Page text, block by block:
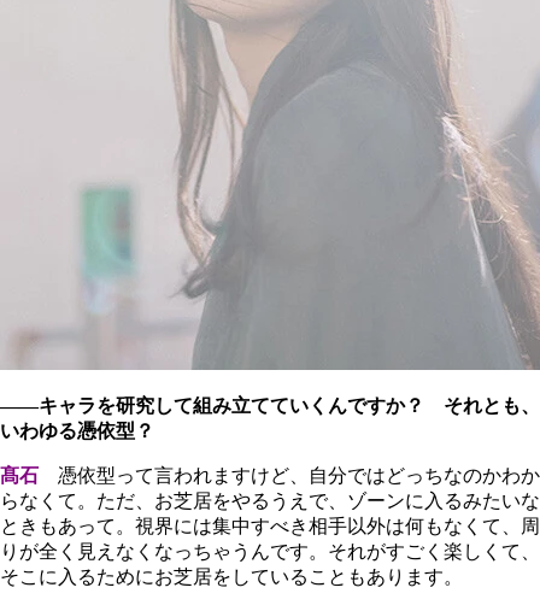
――キャラを研究して組み立てていくんですか？ それとも、
いわゆる憑依型？
髙石 憑依型って言われますけど、自分ではどっちなのかわか
らなくて。ただ、お芝居をやるうえで、ゾーンに入るみたいな
ときもあって。視界には集中すべき相手以外は何もなくて、周
りが全く見えなくなっちゃうんです。それがすごく楽しくて、
そこに入るためにお芝居をしていることもあります。